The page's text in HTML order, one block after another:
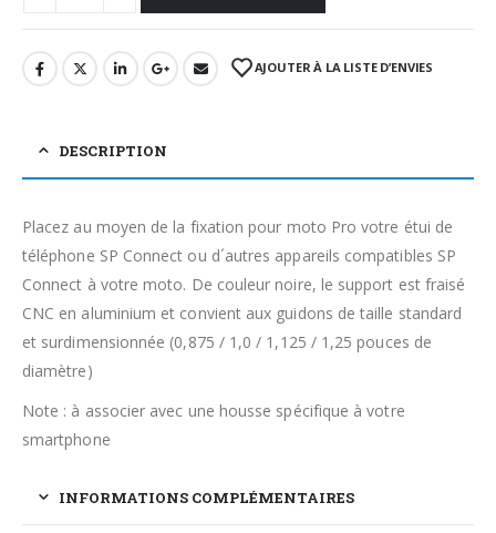
AJOUTER À LA LISTE D’ENVIES
DESCRIPTION
Placez au moyen de la fixation pour moto Pro votre étui de
téléphone SP Connect ou d´autres appareils compatibles SP
Connect à votre moto. De couleur noire, le support est fraisé
CNC en aluminium et convient aux guidons de taille standard
et surdimensionnée (0,875 / 1,0 / 1,125 / 1,25 pouces de
diamètre)
Note : à associer avec une housse spécifique à votre
smartphone
INFORMATIONS COMPLÉMENTAIRES